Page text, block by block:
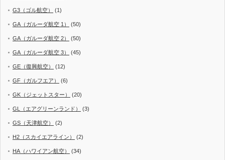
G3（ゴル航空） (1)
GA（ガルーダ航空 1） (50)
GA（ガルーダ航空 2） (50)
GA（ガルーダ航空 3） (45)
GE（復興航空） (12)
GF（ガルフエア） (6)
GK（ジェットスター） (20)
GL（エアグリーンランド） (3)
GS（天津航空） (2)
H2（スカイエアライン） (2)
HA（ハワイアン航空） (34)